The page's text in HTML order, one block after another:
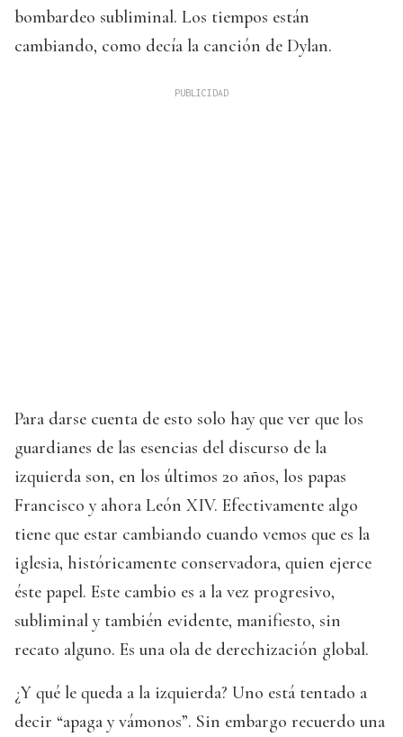
bombardeo subliminal. Los tiempos están
cambiando, como decía la canción de Dylan.
Para darse cuenta de esto solo hay que ver que los
guardianes de las esencias del discurso de la
izquierda son, en los últimos 20 años, los papas
Francisco y ahora León XIV. Efectivamente algo
tiene que estar cambiando cuando vemos que es la
iglesia, históricamente conservadora, quien ejerce
éste papel. Este cambio es a la vez progresivo,
subliminal y también evidente, manifiesto, sin
recato alguno. Es una ola de derechización global.
¿Y qué le queda a la izquierda? Uno está tentado a
decir “apaga y vámonos”. Sin embargo recuerdo una